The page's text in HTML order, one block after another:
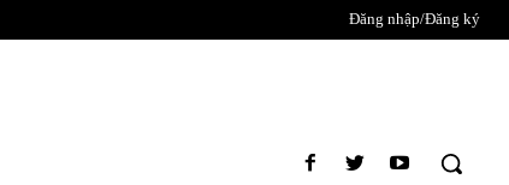
Đăng nhập/Đăng ký